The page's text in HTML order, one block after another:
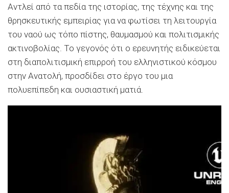
Αντλεί από τα πεδία της ιστορίας, της τέχνης και της
θρησκευτικής εμπειρίας για να φωτίσει τη λειτουργία
του ναού ως τόπο πίστης, θαυμασμού και πολιτισμικής
ακτινοβολίας. Το γεγονός ότι ο ερευνητής ειδικεύεται
στη διαπολιτισμική επιρροή του ελληνιστικού κόσμου
στην Ανατολή, προσδίδει στο έργο του μια
πολυεπίπεδη και ουσιαστική ματιά.